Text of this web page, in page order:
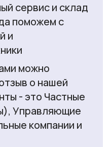
сервис и склад
поможем с
и
можно
о нашей
- это Частные
Управляющие
компании и